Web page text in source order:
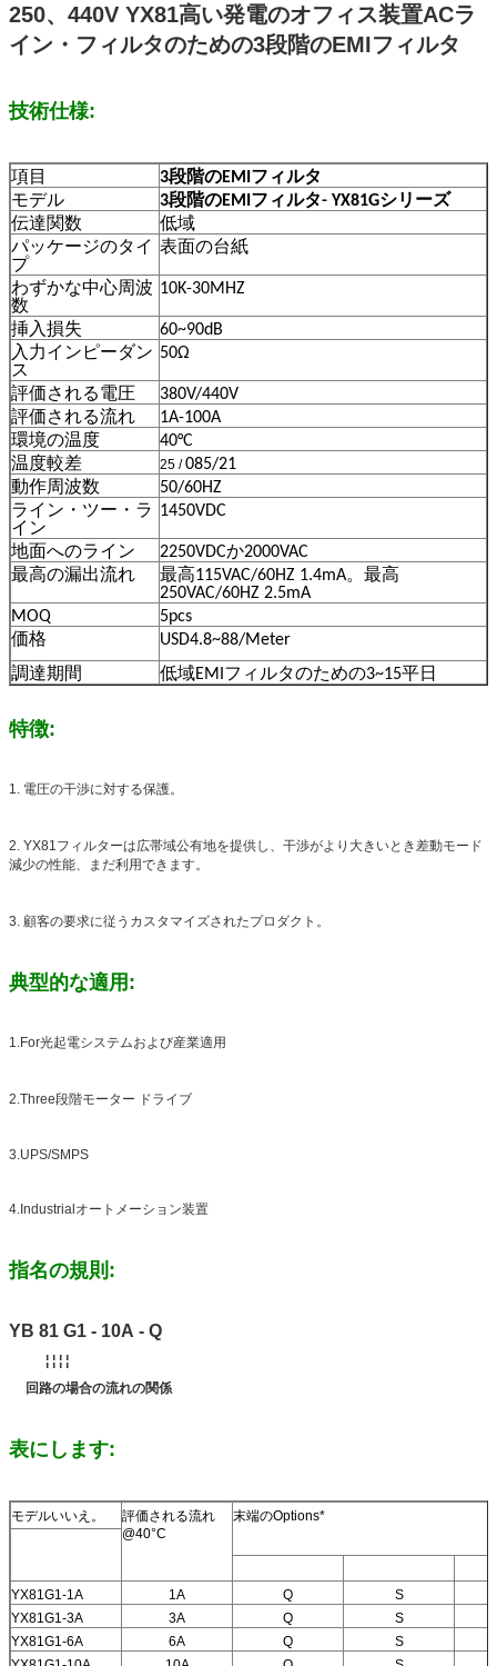
250、440V YX81高い発電のオフィス装置ACラ
イン・フィルタのための3段階のEMIフィルタ
技術仕様:
項目
3段階のEMIフィルタ
モデル
3段階のEMIフィルタ- YX81Gシリーズ
伝達関数
低域
パッケージのタイ
プ
表面の台紙
わずかな中心周波
数
10K-30MHZ
挿入損失
60~90dB
入力インピーダン
ス
50Ω
評価される電圧
380V/440V
評価される流れ
1A-100A
環境の温度
40°C
温度較差
25 /085/21
動作周波数
50/60HZ
ライン・ツー・ラ
イン
1450VDC
地面へのライン
2250VDCか2000VAC
最高の漏出流れ
最高115VAC/60HZ 1.4mA。最高
250VAC/60HZ 2.5mA
MOQ
5pcs
価格
USD4.8~88/Meter
調達期間
低域EMIフィルタのための3~15平日
特徴:
1. 電圧の干渉に対する保護。
2. YX81フィルターは広帯域公有地を提供し、干渉がより大きいとき差動モード
減少の性能、まだ利用できます。
3. 顧客の要求に従うカスタマイズされたプロダクト。
典型的な適用:
1.For光起電システムおよび産業適用
2.Three段階モーター ドライブ
3.UPS/SMPS
4.Industrialオートメーション装置
指名の規則:
YB 81 G1 - 10A - Q
¦ ¦ ¦ ¦
回路の場合の流れの関係
表にします:
モデルいいえ。
評価される流れ
@40°C
末端のOptions*
YX81G1-1A 1A Q
S
YX81G1-3A
3A Q
S
YX81G1-6A
6A Q
S